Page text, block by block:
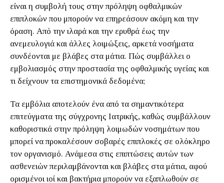
είναι η συμβολή τους στην πρόληψη οφθαλμικών
επιπλοκών που μπορούν να επηρεάσουν ακόμη και την
όραση. Από την ιλαρά και την ερυθρά έως την
ανεμευλογιά και άλλες λοιμώξεις, αρκετά νοσήματα
συνδέονται με βλάβες στα μάτια. Πώς συμβάλλει ο
εμβολιασμός στην προστασία της οφθαλμικής υγείας και
τι δείχνουν τα επιστημονικά δεδομένα;
Τα εμβόλια αποτελούν ένα από τα σημαντικότερα
επιτεύγματα της σύγχρονης Ιατρικής, καθώς συμβάλλουν
καθοριστικά στην πρόληψη λοιμωδών νοσημάτων που
μπορεί να προκαλέσουν σοβαρές επιπλοκές σε ολόκληρο
τον οργανισμό. Ανάμεσα στις επιπτώσεις αυτών των
ασθενειών περιλαμβάνονται και βλάβες στα μάτια, αφού
ορισμένοι ιοί και βακτήρια μπορούν να εξαπλωθούν σε